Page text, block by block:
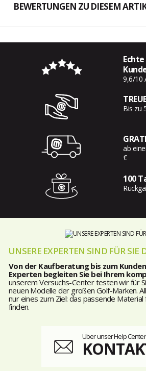
BEWERTUNGEN ZU DIESEM
Echte
9,6/10
Bis zu
ab
€
100
UNSERE EXPERTEN SIND FÜR SIE
Von der Kaufberatung bis zum
Experten begleiten Sie bei Ihrem
unserem Versuchs-Center testen wir für
neuen Modelle der großen Golf-Marken.
nur eines zum Ziel: das passende
finden.
Über unser Help Center